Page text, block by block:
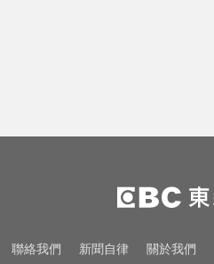
事長撤出經營層
中職／中信兄弟折
豪、許基宏動刀本
「白海豚」可放颱
聯絡我們 新聞自律 關於我們